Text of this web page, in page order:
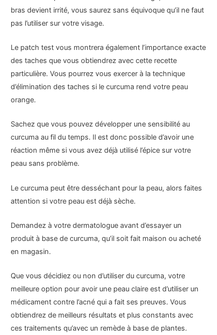
bras devient irrité, vous saurez sans équivoque qu’il ne faut
pas l’utiliser sur votre visage.
Le patch test vous montrera également l’importance exacte
des taches que vous obtiendrez avec cette recette
particulière. Vous pourrez vous exercer à la technique
d’élimination des taches si le curcuma rend votre peau
orange.
Sachez que vous pouvez développer une sensibilité au
curcuma au fil du temps. Il est donc possible d’avoir une
réaction même si vous avez déjà utilisé l’épice sur votre
peau sans problème.
Le curcuma peut être desséchant pour la peau, alors faites
attention si votre peau est déjà sèche.
Demandez à votre dermatologue avant d’essayer un
produit à base de curcuma, qu’il soit fait maison ou acheté
en magasin.
Que vous décidiez ou non d’utiliser du curcuma, votre
meilleure option pour avoir une peau claire est d’utiliser un
médicament contre l’acné qui a fait ses preuves. Vous
obtiendrez de meilleurs résultats et plus constants avec
ces traitements qu’avec un remède à base de plantes.